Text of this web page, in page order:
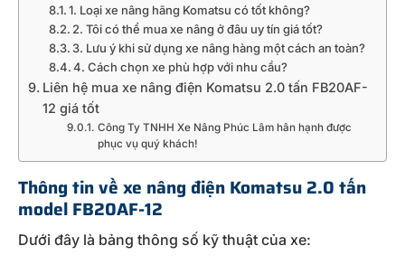
1. Loại xe nâng hãng Komatsu có tốt không?
2. Tôi có thể mua xe nâng ở đâu uy tín giá tốt?
3. Lưu ý khi sử dụng xe nâng hàng một cách an toàn?
4. Cách chọn xe phù hợp với nhu cầu?
Liên hệ mua xe nâng điện Komatsu 2.0 tấn FB20AF-
12 giá tốt
Công Ty TNHH Xe Nâng Phúc Lâm hân hạnh được
phục vụ quý khách!
Thông tin về xe nâng điện Komatsu 2.0 tấn
model FB20AF-12
Dưới đây là bảng thông số kỹ thuật của xe: